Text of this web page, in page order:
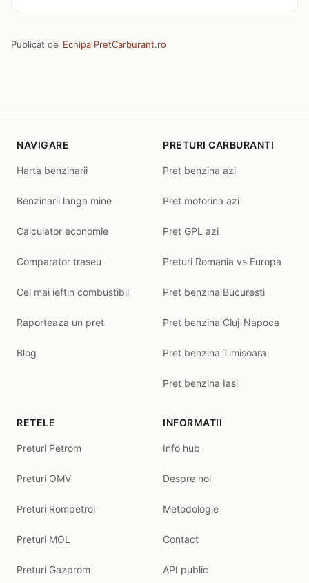
Publicat de Echipa PretCarburant.ro
NAVIGARE
Harta benzinarii
Benzinarii langa mine
Calculator economie
Comparator traseu
Cel mai ieftin combustibil
Raporteaza un pret
Blog
PRETURI CARBURANTI
Pret benzina azi
Pret motorina azi
Pret GPL azi
Preturi Romania vs Europa
Pret benzina Bucuresti
Pret benzina Cluj-Napoca
Pret benzina Timisoara
Pret benzina Iasi
RETELE
Preturi Petrom
Preturi OMV
Preturi Rompetrol
Preturi MOL
Preturi Gazprom
INFORMATII
Info hub
Despre noi
Metodologie
Contact
API public